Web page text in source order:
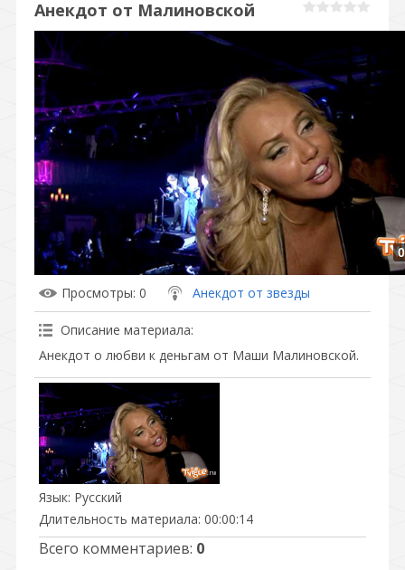
Анекдот от Малиновской
Просмотры: 0 Анекдот от звезды
Описание материала:
Анекдот о любви к деньгам от Маши Малиновской.
Язык: Русский
Длительность материала: 00:00:14
Всего комментариев: 0